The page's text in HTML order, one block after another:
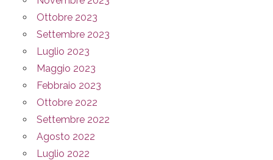
Ottobre 2023
Settembre 2023
Luglio 2023
Maggio 2023
Febbraio 2023
Ottobre 2022
Settembre 2022
Agosto 2022
Luglio 2022